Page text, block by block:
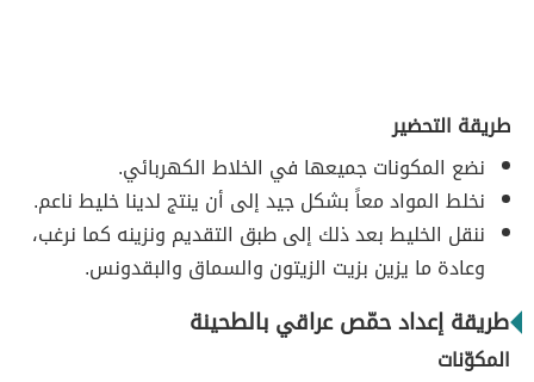
طريقة التحضير
نضع المكونات جميعها في الخلاط الكهربائي.
نخلط المواد معاً بشكل جيد إلى أن ينتج لدينا خليط ناعم.
ننقل الخليط بعد ذلك إلى طبق التقديم ونزينه كما نرغب،
وعادة ما يزين بزيت الزيتون والسماق والبقدونس.
طريقة إعداد حمّص عراقي بالطحينة
المكوّنات